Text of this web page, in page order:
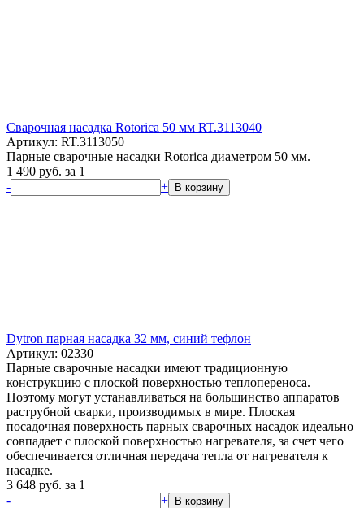
Сварочная насадка Rotorica 50 мм RT.3113040
Артикул: RT.3113050
Парные сварочные насадки Rotorica диаметром 50 мм.
1 490 руб. за 1
-
+ В корзину
Dytron парная насадка 32 мм, синий тефлон
Артикул: 02330
Парные сварочные насадки имеют традиционную
конструкцию с плоской поверхностью теплопереноса.
Поэтому могут устанавливаться на большинство аппаратов
раструбной сварки, производимых в мире. Плоская
посадочная поверхность парных сварочных насадок идеально
совпадает с плоской поверхностью нагревателя, за счет чего
обеспечивается отличная передача тепла от нагревателя к
насадке.
3 648 руб. за 1
-
+ В корзину